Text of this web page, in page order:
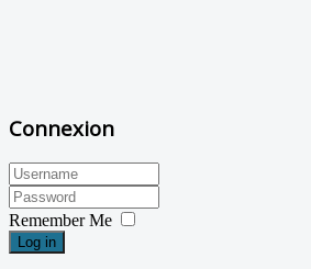
Connexion
Remember Me
Log in